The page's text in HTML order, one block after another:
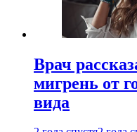
Врач
мигрень от
вида